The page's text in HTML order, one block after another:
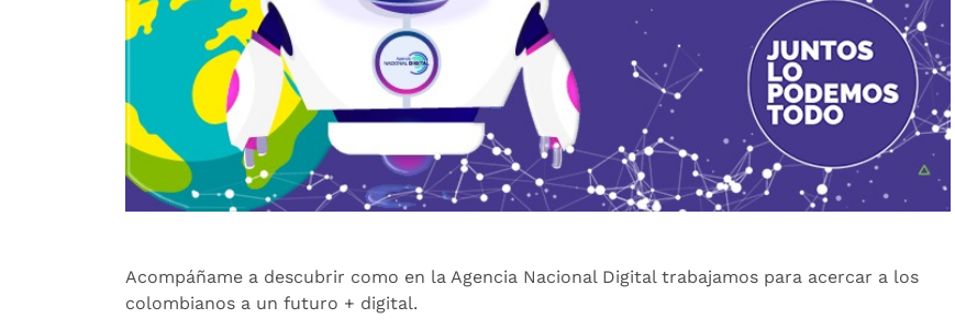
Acompáñame a descubrir como en la Agencia Nacional Digital trabajamos para acercar a los
colombianos a un futuro + digital.